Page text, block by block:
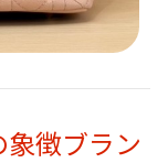
徴ブラン